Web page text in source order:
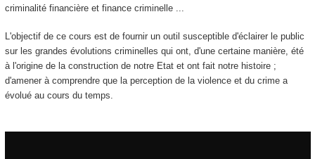
criminalité financière et finance criminelle ...
L'objectif de ce cours est de fournir un outil susceptible d'éclairer le public
sur les grandes évolutions criminelles qui ont, d'une certaine manière, été
à l'origine de la construction de notre Etat et ont fait notre histoire ;
d'amener à comprendre que la perception de la violence et du crime a
évolué au cours du temps.